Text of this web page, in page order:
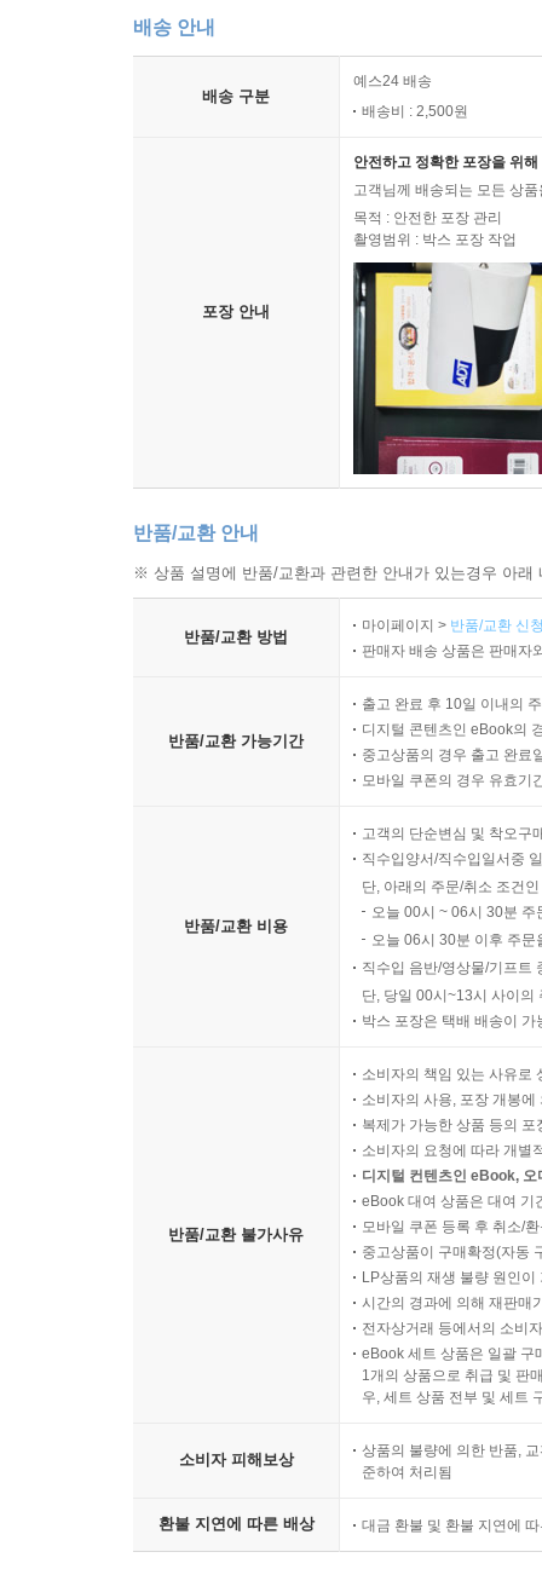
배송 안내
배송 구분
예스24 배송
배송비 : 2,500원
포장 안내
안전하고 정확한 포장을 위
고객님께 배송되는 모든 상
목적 : 안전한 포장 관리
촬영범위 : 박스 포장 작업
반품/교환 안내
※ 상품 설명에 반품/교환과 관련한 안내가 있는경우 아
반품/교환 방법
마이페이지 > 반품/교환 신
판매자 배송 상품은 판매자
반품/교환 가능기간
출고 완료 후 10일 이내의
디지털 콘텐츠인 eBook의
중고상품의 경우 출고 완료
모바일 쿠폰의 경우 유효기
반품/교환 비용
고객의 단순변심 및 착오구
직수입양서/직수입일서중
단, 아래의 주문/취소 조건
오늘 00시 ~ 06시 30분
오늘 06시 30분 이후 주
직수입 음반/영상물/기프트
단, 당일 00시~13시 사이의
박스 포장은 택배 배송이
반품/교환 불가사유
소비자의 책임 있는 사유로
소비자의 사용, 포장 개봉
복제가 가능한 상품 등의
소비자의 요청에 따라 개별
디지털 컨텐츠인 eBook,
eBook 대여 상품은 대여 기
모바일 쿠폰 등록 후 취소/
중고상품이 구매확정(자동
LP상품의 재생 불량 원인
시간의 경과에 의해 재판매
전자상거래 등에서의 소비
eBook 세트 상품은 일괄 구
1개의 상품으로 취급 및 판
우, 세트 상품 전부 및 세트
소비자 피해보상
상품의 불량에 의한 반품,
준하여 처리됨
환불 지연에 따른 배상 대금 환불 및 환불 지연에